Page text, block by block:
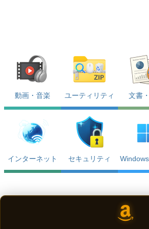
動画・音楽 ユーティリティ 文書
インターネット セキュリティ